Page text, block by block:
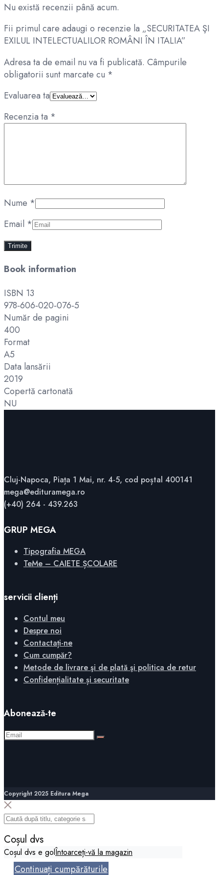
Nu există recenzii până acum.
Fii primul care adaugi o recenzie la „SECURITATEA ŞI
EXILUL INTELECTUALILOR ROMÂNI ÎN ITALIA”
Adresa ta de email nu va fi publicată. Câmpurile
obligatorii sunt marcate cu *
Evaluarea ta
Recenzia ta *
Nume *
Email *
Book information
ISBN 13
978‑606‑020‑076‑5
Număr de pagini
400
Format
A5
Data lansării
2019
Copertă cartonată
NU
Cluj-Napoca, Piața 1 Mai, nr. 4-5, cod poștal 400141
mega@edituramega.ro
(+40) 264 - 439.263
GRUP MEGA
Tipografia MEGA
TeMe – CAIETE ȘCOLARE
servicii clienți
Contul meu
Despre noi
Contactați-ne
Cum cumpăr?
Metode de livrare şi de plată şi politica de retur
Confidențialitate și securitate
Abonează-te
Copyright 2025 Editura Mega
Coșul dvs
Coșul dvs e golÎntoarceți-vă la magazin
Continuați cumpărăturile